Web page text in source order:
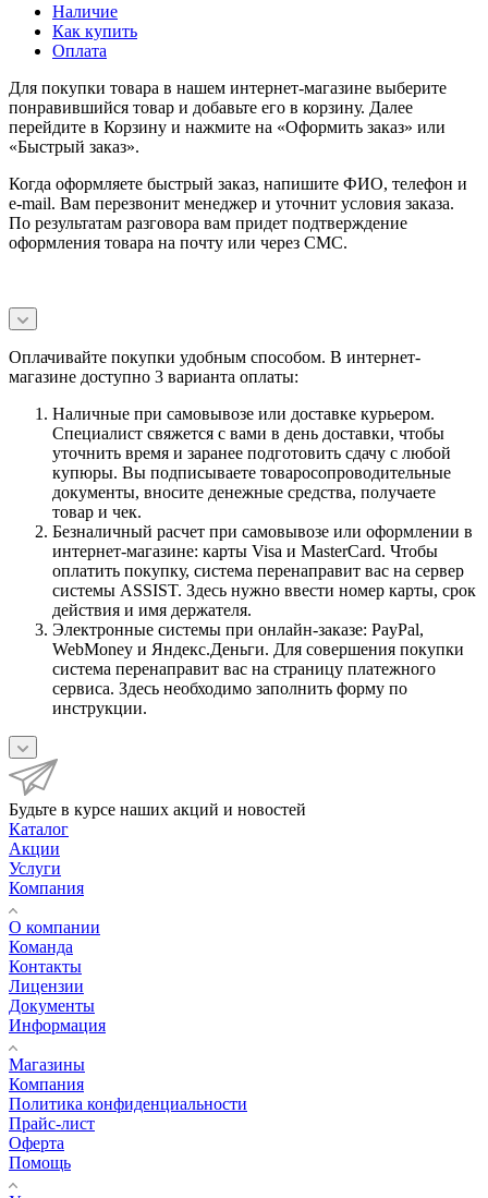
Наличие
Как купить
Оплата
Для покупки товара в нашем интернет-магазине выберите
понравившийся товар и добавьте его в корзину. Далее
перейдите в Корзину и нажмите на «Оформить заказ» или
«Быстрый заказ».
Когда оформляете быстрый заказ, напишите ФИО, телефон и
e-mail. Вам перезвонит менеджер и уточнит условия заказа.
По результатам разговора вам придет подтверждение
оформления товара на почту или через СМС.
Оплачивайте покупки удобным способом. В интернет-
магазине доступно 3 варианта оплаты:
Наличные при самовывозе или доставке курьером.
Специалист свяжется с вами в день доставки, чтобы
уточнить время и заранее подготовить сдачу с любой
купюры. Вы подписываете товаросопроводительные
документы, вносите денежные средства, получаете
товар и чек.
Безналичный расчет при самовывозе или оформлении в
интернет-магазине: карты Visa и MasterCard. Чтобы
оплатить покупку, система перенаправит вас на сервер
системы ASSIST. Здесь нужно ввести номер карты, срок
действия и имя держателя.
Электронные системы при онлайн-заказе: PayPal,
WebMoney и Яндекс.Деньги. Для совершения покупки
система перенаправит вас на страницу платежного
сервиса. Здесь необходимо заполнить форму по
инструкции.
Будьте в курсе наших акций и новостей
Каталог
Акции
Услуги
Компания
О компании
Команда
Контакты
Лицензии
Документы
Информация
Магазины
Компания
Политика конфиденциальности
Прайс-лист
Оферта
Помощь